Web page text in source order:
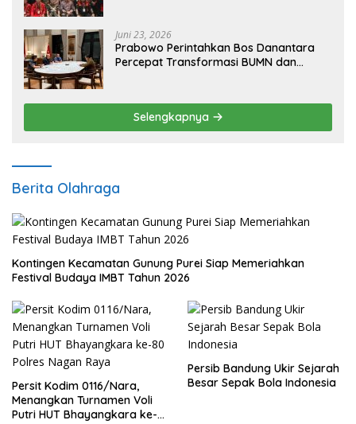
Juni 23, 2026
Prabowo Perintahkan Bos Danantara
Percepat Transformasi BUMN dan
Selengkapnya
Berita Olahraga
Kontingen Kecamatan Gunung Purei Siap Memeriahkan
Festival Budaya IMBT Tahun 2026
Persit Kodim 0116/Nara,
Menangkan Turnamen Voli
Putri HUT Bhayangkara ke-
Persib Bandung Ukir Sejarah
Besar Sepak Bola Indonesia